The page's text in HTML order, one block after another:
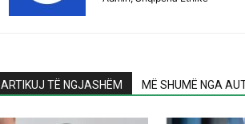
ARTIKUJ TË NGJASHËM MË SHUMË NGA